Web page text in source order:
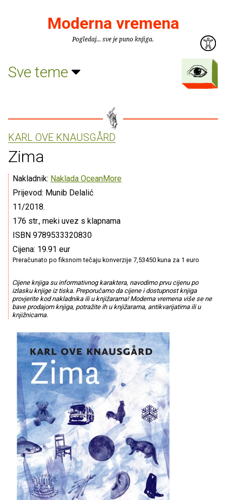
Moderna vremena
Pogledaj... sve je puno knjiga.
Sve teme
KARL OVE KNAUSGÅRD
Zima
Nakladnik: Naklada OceanMore
Prijevod: Munib Delalić
11/2018.
176 str., meki uvez s klapnama
ISBN 9789533320830
Cijena: 19.91 eur
Preračunato po fiksnom tečaju konverzije 7,53450 kuna za 1 euro
Cijene knjiga su informativnog karaktera, navodimo prvu cijenu po
izlasku knjige iz tiska. Preporučamo da cijene i dostupnost knjiga
provjerite kod nakladnika ili u knjižarama! Moderna vremena više se ne
bave prodajom knjiga, potražite ih u knjižarama, antikvarijatima ili u
knjižnicama.